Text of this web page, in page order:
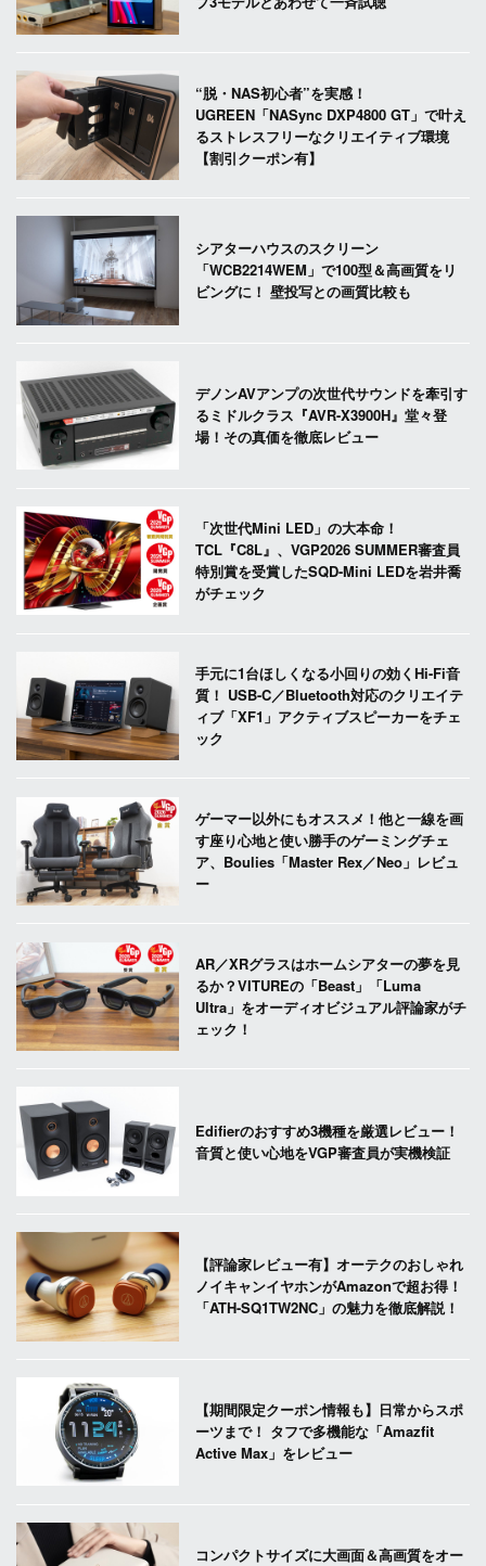
“脱・NAS初心者”を実感！
UGREEN「NASync DXP4800 GT」で叶え
るストレスフリーなクリエイティブ環境
【割引クーポン有】
シアターハウスのスクリーン
「WCB2214WEM」で100型＆高画質をリ
ビングに！ 壁投写との画質比較も
デノンAVアンプの次世代サウンドを牽引す
るミドルクラス『AVR-X3900H』堂々登
場！その真価を徹底レビュー
「次世代Mini LED」の大本命！
TCL『C8L』、VGP2026 SUMMER審査員
特別賞を受賞したSQD-Mini LEDを岩井喬
がチェック
手元に1台ほしくなる小回りの効くHi-Fi音
質！ USB-C／Bluetooth対応のクリエイテ
ィブ「XF1」アクティブスピーカーをチェ
ック
ゲーマー以外にもオススメ！他と一線を画
す座り心地と使い勝手のゲーミングチェ
ア、Boulies「Master Rex／Neo」レビュ
ー
AR／XRグラスはホームシアターの夢を見
るか？VITUREの「Beast」「Luma
Ultra」をオーディオビジュアル評論家がチ
ェック！
Edifierのおすすめ3機種を厳選レビュー！
音質と使い心地をVGP審査員が実機検証
【評論家レビュー有】オーテクのおしゃれ
ノイキャンイヤホンがAmazonで超お得！
「ATH-SQ1TW2NC」の魅力を徹底解説！
【期間限定クーポン情報も】日常からスポ
ーツまで！ タフで多機能な「Amazfit
Active Max」をレビュー
コンパクトサイズに大画面＆高画質をオー